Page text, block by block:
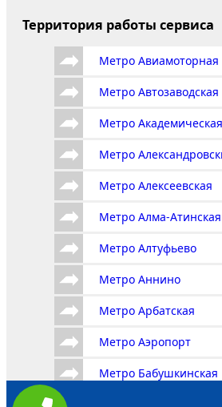
Территория работы сервиса
Метро Авиамоторная
Метро Автозаводская
Метро Академическая
Метро
Метро Алексеевская
Метро Алма-Атинская
Метро Алтуфьево
Метро Аннино
Метро Арбатская
Метро Аэропорт
Метро Бабушкинская